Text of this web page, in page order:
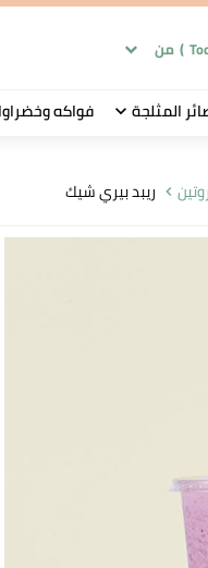
) من
المثلجة فواكه
ريبد بيري شيك